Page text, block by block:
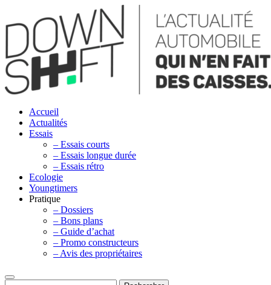
Accueil
Actualités
Essais
– Essais courts
– Essais longue durée
– Essais rétro
Ecologie
Youngtimers
Pratique
– Dossiers
– Bons plans
– Guide d’achat
– Promo constructeurs
– Avis des propriétaires